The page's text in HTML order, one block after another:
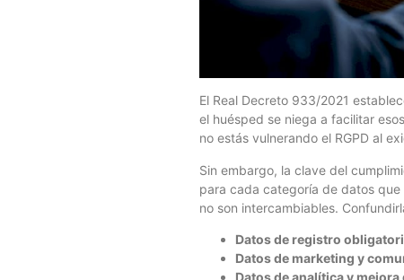
El Real Decreto 933/2021
el huésped se niega a facilitar
no estás vulnerando el RGPD al
Sin embargo, la clave del
para cada categoría de datos
no son intercambiables.
Datos de registro
Datos de marketing y
Datos de analítica y